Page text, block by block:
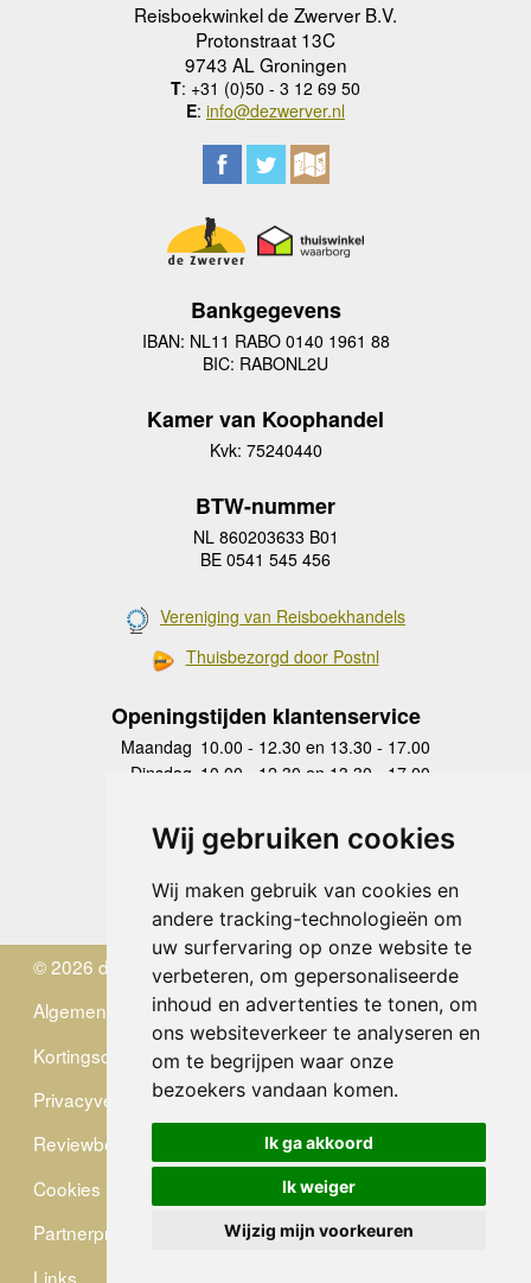
Wij gebruiken cookies
Wij maken gebruik van cookies en
andere tracking-technologieën om
uw surfervaring op onze website te
verbeteren, om gepersonaliseerde
inhoud en advertenties te tonen, om
ons websiteverkeer te analyseren en
om te begrijpen waar onze
bezoekers vandaan komen.
Ik ga akkoord
Ik weiger
Wijzig mijn voorkeuren
Reisboekwinkel de Zwerver B.V.
Protonstraat 13C
9743 AL Groningen
T: +31 (0)50 - 3 12 69 50
E: info@dezwerver.nl
Bankgegevens
IBAN: NL11 RABO 0140 1961 88
BIC: RABONL2U
Kamer van Koophandel
Kvk: 75240440
BTW-nummer
NL 860203633 B01
BE 0541 545 456
Vereniging van Reisboekhandels
Thuisbezorgd door Postnl
Openingstijden klantenservice
Maandag 10.00 - 12.30 en 13.30 - 17.00
Dinsdag 10.00 - 12.30 en 13.30 - 17.00
Donderdag
10.00 - 12.30 en 13.30 - 17.00
Vrijdag 10.00 - 12.30 en 13.30 - 17.00
Zaterdag
gesloten
Zondag gesloten
© 2026 de Zwerver
Algemene Voorwaarden
Kortingscode
Privacyverklaring
Reviewbeleid
Cookies
Partnerprogramma
Links